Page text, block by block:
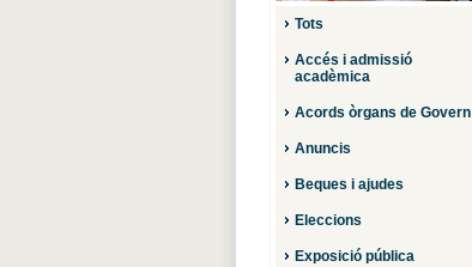
Tots
Accés i admissió
acadèmica
Acords òrgans de Govern
Anuncis
Beques i ajudes
Eleccions
Exposició pública